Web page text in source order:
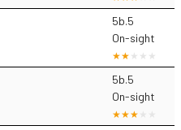
5b.5
On-sight
5b.5
On-sight